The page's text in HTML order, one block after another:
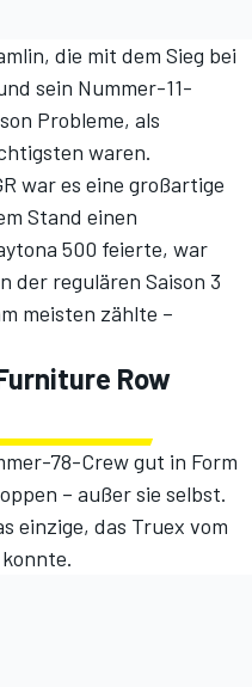
die mit dem Sieg bei
sein Nummer-11-
Probleme, als
waren.
war es eine großartige
Stand einen
500 feierte, war
der regulären Saison 3
meisten zählte –
Row
78-Crew gut in Form
– außer sie selbst.
einzige, das Truex vom